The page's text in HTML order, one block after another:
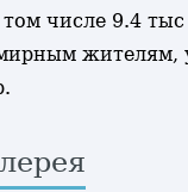
том числе 9.4
жителям,